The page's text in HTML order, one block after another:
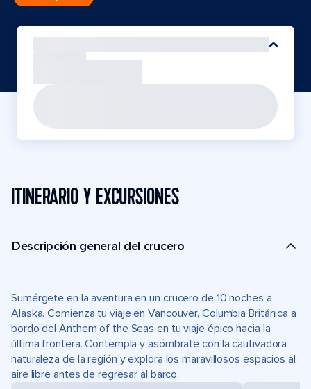
ITINERARIO Y EXCURSIONES
Descripción general del crucero
Sumérgete en la aventura en un crucero de 10 noches a
Alaska. Comienza tu viaje en Vancouver, Columbia Británica a
bordo del Anthem of the Seas en tu viaje épico hacia la
última frontera. Contempla y asómbrate con la cautivadora
naturaleza de la región y explora los maravillosos espacios al
aire libre antes de regresar al barco.